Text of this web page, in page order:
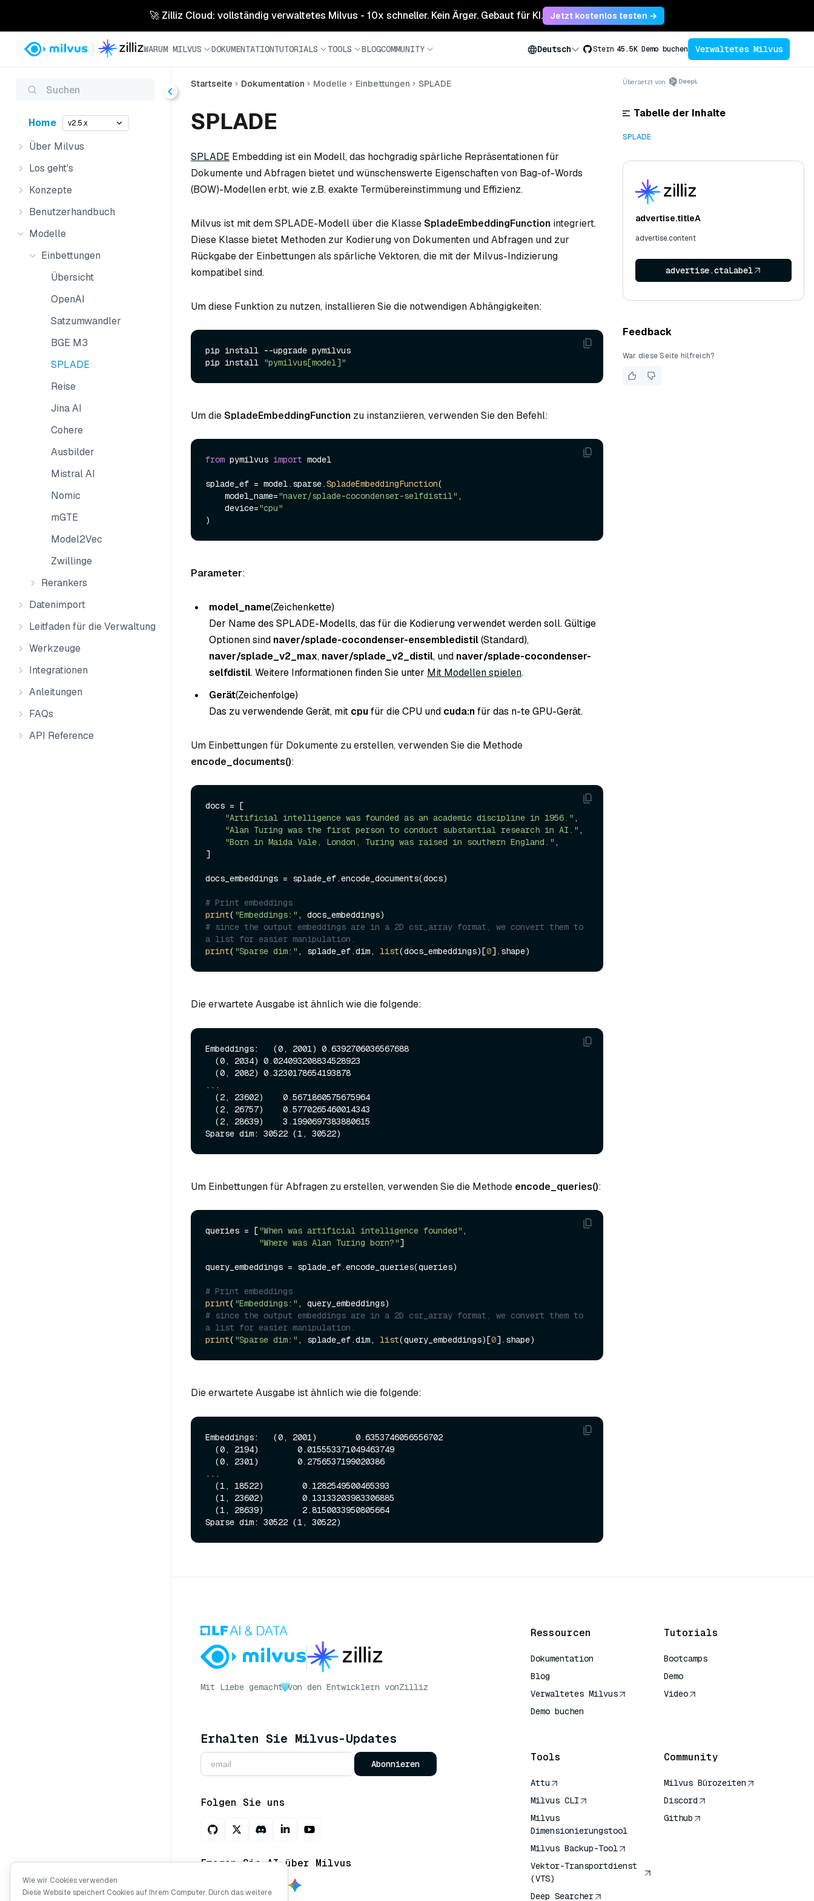
🚀 Zilliz Cloud: vollständig verwaltetes Milvus - 10x schneller. Kein Ärger. Gebaut für KI. Jetzt kostenlos testen →
WARUM MILVUS DOKUMENTATIONTUTORIALS TOOLS BLOGCOMMUNITY Deutsch Stern 45.5K Demo buchen Verwaltetes Milvus
Suchen
Home v2.5.x
Über Milvus
Los geht's
Konzepte
Benutzerhandbuch
Modelle
Einbettungen
Übersicht
OpenAI
Satzumwandler
BGE M3
SPLADE
Reise
Jina AI
Cohere
Ausbilder
Mistral AI
Nomic
mGTE
Model2Vec
Zwillinge
Rerankers
Datenimport
Leitfaden für die Verwaltung
Werkzeuge
Integrationen
Anleitungen
FAQs
API Reference
Startseite Dokumentation Modelle Einbettungen SPLADE
SPLADE
SPLADE Embedding ist ein Modell, das hochgradig spärliche Repräsentationen für
Dokumente und Abfragen bietet und wünschenswerte Eigenschaften von Bag-of-Words
(BOW)-Modellen erbt, wie z.B. exakte Termübereinstimmung und Effizienz.
Milvus ist mit dem SPLADE-Modell über die KlasseSpladeEmbeddingFunction integriert.
Diese Klasse bietet Methoden zur Kodierung von Dokumenten und Abfragen und zur
Rückgabe der Einbettungen als spärliche Vektoren, die mit der Milvus-Indizierung
kompatibel sind.
Um diese Funktion zu nutzen, installieren Sie die notwendigen Abhängigkeiten:
pip install --upgrade pymilvus
pip install "pymilvus[model]"
Um dieSpladeEmbeddingFunction zu instanziieren, verwenden Sie den Befehl:
from pymilvus import model
splade_ef = model. sparse.SpladeEmbeddingFunction(
    model_name=
"naver/splade-cocondenser-selfdistil" ,
    device=
"cpu"
Parameter:
model_name(Zeichenkette)
Der Name des SPLADE-Modells, das für die Kodierung verwendet werden soll. Gültige
Optionen sind naver/splade-cocondenser-ensembledistil(Standard),
naver/splade_v2_max, naver/splade_v2_distil, und naver/splade-cocondenser-
selfdistil. Weitere Informationen finden Sie unter Mit Modellen spielen.
Gerät(Zeichenfolge)
Das zu verwendende Gerät, mit cpufür die CPU und cuda:nfür das n-te GPU-Gerät.
Um Einbettungen für Dokumente zu erstellen, verwenden Sie die Methode
encode_documents():
docs = [
"Artificial intelligence was founded as an academic discipline in 1956." ,
"Alan Turing was the first person to conduct substantial research in AI." ,
"Born in Maida Vale, London, Turing was raised in southern England." ,
]
docs_embeddings = splade_ef.encode_documents(docs)
# Print embeddings
print( "Embeddings:"
# since the output embeddings are in a 2D csr_array format, we convert them to
a list for easier manipulation.
print( "Sparse dim:" , splade_ef.dim, list(docs_embeddings)[0
Die erwartete Ausgabe ist ähnlich wie die folgende:
Embeddings:   (0, 2001) 0.6392706036567688
...
Um Einbettungen für Abfragen zu erstellen, verwenden Sie die Methode encode_queries():
queries = ["When was artificial intelligence founded" ,
"Where was Alan Turing born?"]
query_embeddings = splade_ef.encode_queries(queries)
# Print embeddings
print( "Embeddings:"
# since the output embeddings are in a 2D csr_array format, we convert them to
a list for easier manipulation.
print( "Sparse dim:" , splade_ef.dim, list(query_embeddings)[0
Die erwartete Ausgabe ist ähnlich wie die folgende:
Embeddings:   (0, 2001)        0.6353746056556702
...
Übersetzt von
Tabelle der Inhalte
SPLADE
advertise.titleA
advertise.content
advertise.ctaLabel
Feedback
War diese Seite hilfreich?
Mit Liebe gemacht von den Entwicklern vonZilliz
Erhalten Sie Milvus-Updates
Abonnieren
Folgen Sie uns
Fragen Sie AI über Milvus
Ressourcen
Dokumentation
Blog
Verwaltetes Milvus
Demo buchen
Tutorials
Bootcamps
Demo
Video
Tools
Attu
Milvus CLI
Milvus
Dimensionierungstool
Milvus Backup-Tool
Vektor-Transportdienst
(VTS)
Deep Searcher
Community
Milvus Bürozeiten
Discord
Github
Wie wir Cookies verwenden
Diese Website speichert Cookies auf Ihrem Computer. Durch das weitere